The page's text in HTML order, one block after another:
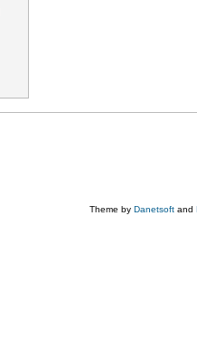
Theme by Danetsoft and